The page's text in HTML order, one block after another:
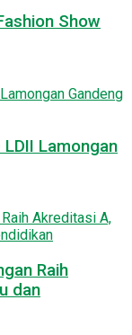
Show
Lamongan
Raih
dan